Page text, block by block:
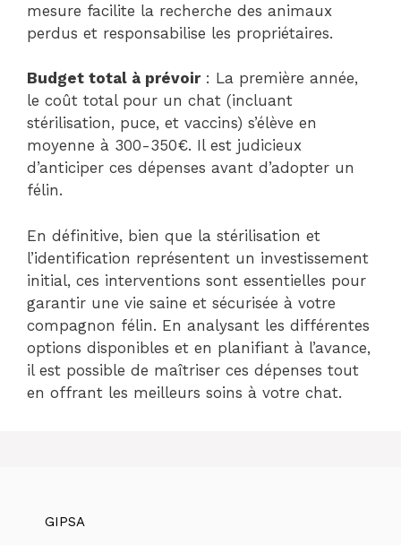
mesure facilite la recherche des animaux
perdus et responsabilise les propriétaires.
Budget total à prévoir: La première année,
le coût total pour un chat (incluant
stérilisation, puce, et vaccins) s’élève en
moyenne à 300-350€. Il est judicieux
d’anticiper ces dépenses avant d’adopter un
félin.
En définitive, bien que la stérilisation et
l’identification représentent un investissement
initial, ces interventions sont essentielles pour
garantir une vie saine et sécurisée à votre
compagnon félin. En analysant les différentes
options disponibles et en planifiant à l’avance,
il est possible de maîtriser ces dépenses tout
en offrant les meilleurs soins à votre chat.
GIPSA